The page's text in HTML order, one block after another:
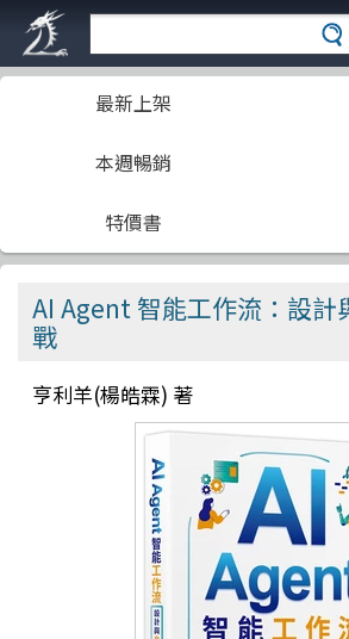
最新上架
本週暢銷
特價書
AI Agent 智能工作流：設計
戰
亨利羊(楊皓霖) 著